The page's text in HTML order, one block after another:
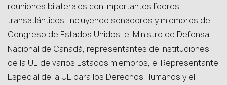
reuniones bilaterales con importantes líderes
transatlánticos, incluyendo senadores y miembros del
Congreso de Estados Unidos, el Ministro de Defensa
Nacional de Canadá, representantes de instituciones
de la UE de varios Estados miembros, el Representante
Especial de la UE para los Derechos Humanos y el